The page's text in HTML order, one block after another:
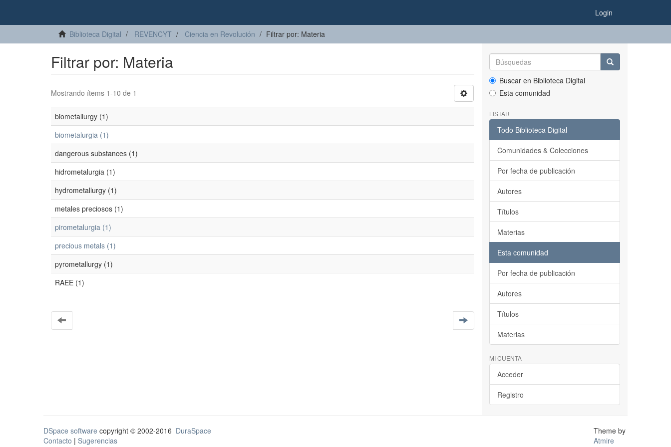
Login
Biblioteca Digital REVENCYT Ciencia en Revolución Filtrar por: Materia
Filtrar por: Materia
Mostrando ítems 1-10 de 1
biometallurgy (1)
biometalurgia (1)
dangerous substances (1)
hidrometalurgia (1)
hydrometallurgy (1)
metales preciosos (1)
pirometalurgia (1)
precious metals (1)
pyrometallurgy (1)
RAEE (1)
Buscar en Biblioteca Digital
Esta comunidad
LISTAR
Todo Biblioteca Digital
Comunidades & Colecciones
Por fecha de publicación
Autores
Títulos
Materias
Esta comunidad
Por fecha de publicación
Autores
Títulos
Materias
MI CUENTA
Acceder
Registro
DSpace software copyright © 2002-2016 DuraSpace
Contacto | Sugerencias
Theme by
Atmire